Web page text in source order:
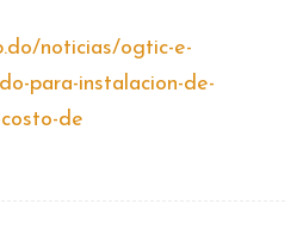
noticias/ogtic-e-
para-instalacion-de-
de